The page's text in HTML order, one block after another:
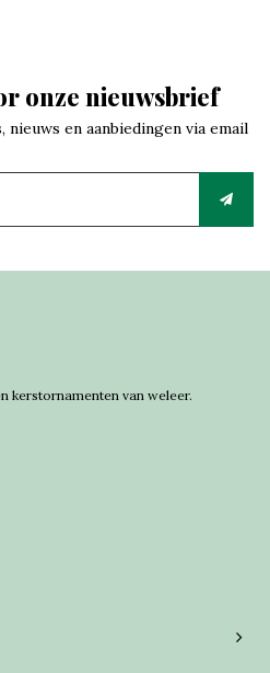
onze nieuwsbrief
en aanbiedingen via email
kerstornamenten van weleer.